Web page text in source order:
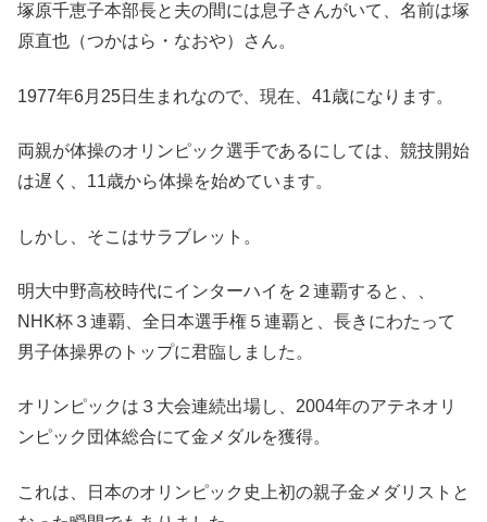
塚原千恵子本部長と夫の間には息子さんがいて、名前は塚
原直也（つかはら・なおや）さん。
1977年6月25日生まれなので、現在、41歳になります。
両親が体操のオリンピック選手であるにしては、競技開始
は遅く、11歳から体操を始めています。
しかし、そこはサラブレット。
明大中野高校時代にインターハイを２連覇すると、、
NHK杯３連覇、全日本選手権５連覇と、長きにわたって
男子体操界のトップに君臨しました。
オリンピックは３大会連続出場し、2004年のアテネオリ
ンピック団体総合にて金メダルを獲得。
これは、日本のオリンピック史上初の親子金メダリストと